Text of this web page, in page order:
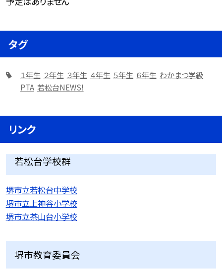
タグ
１年生 ２年生 ３年生 ４年生 ５年生 ６年生 わかまつ学級
PTA 若松台NEWS!
リンク
若松台学校群
堺市立若松台中学校
堺市立上神谷小学校
堺市立茶山台小学校
堺市教育委員会